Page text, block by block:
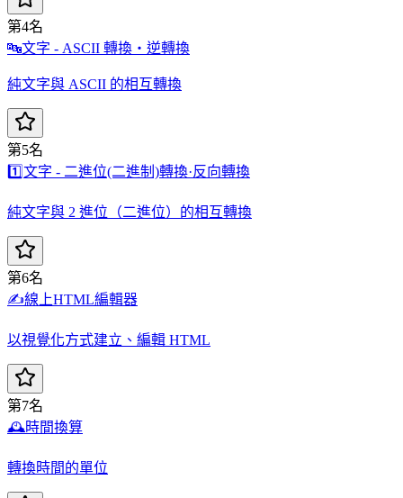
第4名
🔤文字 - ASCII 轉換・逆轉換
純文字與 ASCII 的相互轉換
第5名
1️⃣文字 - 二進位(二進制)轉換·反向轉換
純文字與 2 進位（二進位）的相互轉換
第6名
✍️線上HTML編輯器
以視覺化方式建立、編輯 HTML
第7名
🕰️時間換算
轉換時間的單位